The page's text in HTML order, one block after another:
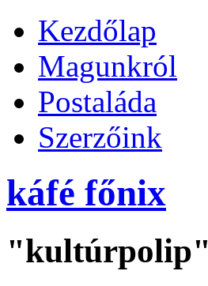
Kezdőlap
Magunkról
Postaláda
Szerzőink
káfé főnix
"kultúrpolip"